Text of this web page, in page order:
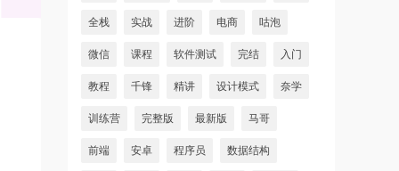
全栈 实战 进阶 电商 咕泡
微信 课程 软件测试 完结 入门
教程 千锋 精讲 设计模式 奈学
训练营 完整版 最新版 马哥
前端 安卓 程序员 数据结构